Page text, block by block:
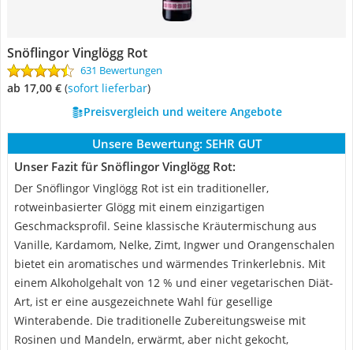
Snöflingor Vinglögg Rot
631 Bewertungen
ab 17,00 € ( Sofort lieferbar)
Preisvergleich und weitere Angebote
Unsere Bewertung: SEHR GUT
Unser Fazit für Snöflingor Vinglögg Rot:
Der Snöflingor Vinglögg Rot ist ein traditioneller,
rotweinbasierter Glögg mit einem einzigartigen
Geschmacksprofil. Seine klassische Kräutermischung aus
Vanille, Kardamom, Nelke, Zimt, Ingwer und Orangenschalen
bietet ein aromatisches und wärmendes Trinkerlebnis. Mit
einem Alkoholgehalt von 12 % und einer vegetarischen Diät-
Art, ist er eine ausgezeichnete Wahl für gesellige
Winterabende. Die traditionelle Zubereitungsweise mit
Rosinen und Mandeln, erwärmt, aber nicht gekocht,